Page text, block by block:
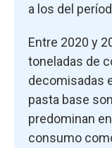
a los del
Entre 2020 y
toneladas de
decomisadas
pasta base
predominan
consumo